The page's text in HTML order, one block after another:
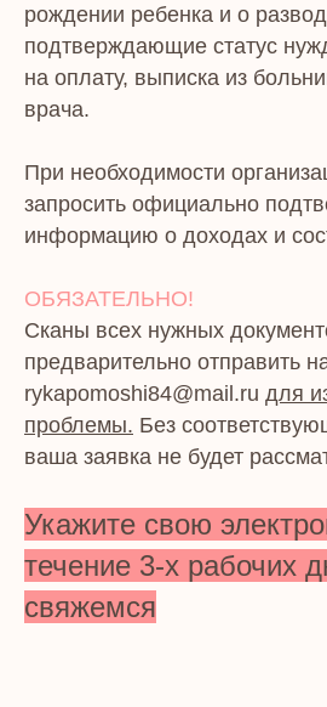
рождении ребенка и о
подтверждающие статус
на оплату, выписка из
врача.
При необходимости
запросить официально
информацию о доходах и
ОБЯЗАТЕЛЬНО!
Сканы всех нужных
предварительно отправить
rykapomoshi84@mail.ru для
проблемы. Без
ваша заявка не будет
Укажите свою
течение 3-х рабочих
свяжемся